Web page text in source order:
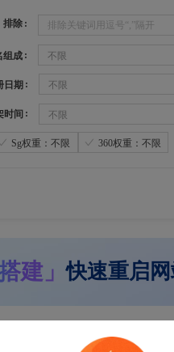
排除
组成 不限
日期 不限
时间 不限
Sg权重：不限 360权重：不限
建」快速重启